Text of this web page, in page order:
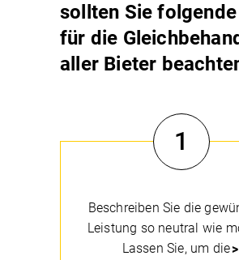
sollten Sie
für die
aller Bieter
1
Beschreiben Sie die
Leistung so neutral wie
Lassen Sie, um die